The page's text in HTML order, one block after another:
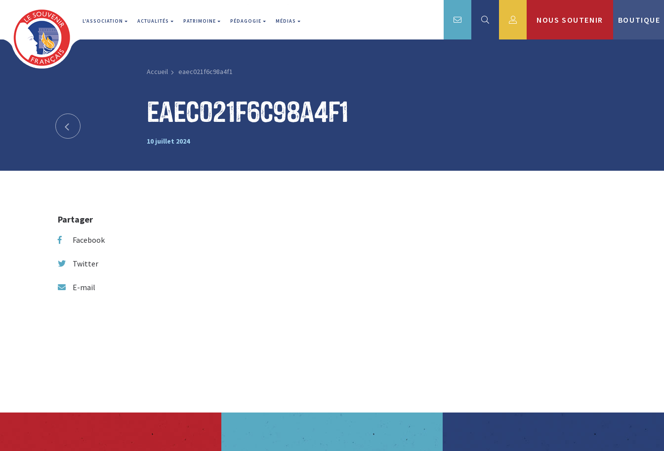
L'ASSOCIATION ACTUALITÉS PATRIMOINE PÉDAGOGIE MÉDIAS NOUS SOUTENIR BOUTIQUE
Accueil eaec021f6c98a4f1
eaec021f6c98a4f1
10 juillet 2024
Partager
Facebook
Twitter
E-mail